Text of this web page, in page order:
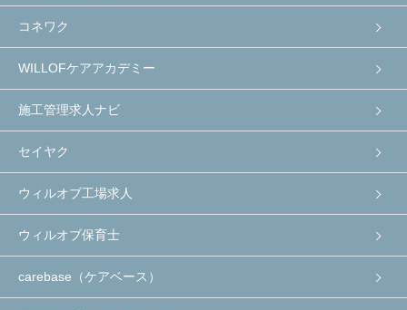
コネワク
WILLOFケアアカデミー
施工管理求人ナビ
セイヤク
ウィルオブ工場求人
ウィルオブ保育士
carebase（ケアベース）